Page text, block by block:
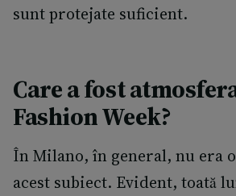
sunt protejate suficient.
Care a fost
Fashion Week?
În Milano, în general, nu era
acest subiect. Evident, toată